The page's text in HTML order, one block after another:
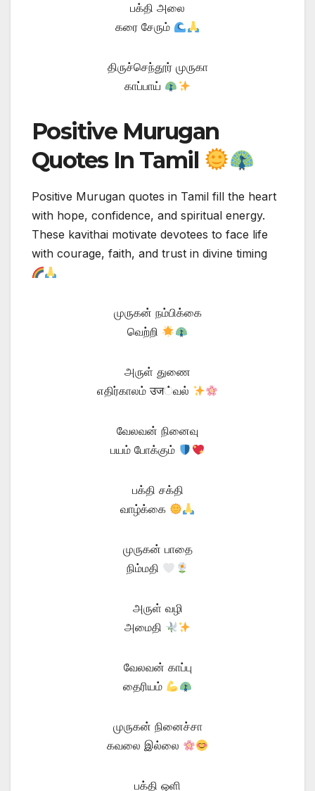
பக்தி அலை
கரை சேரும்
திருச்செந்தூர் முருகா
காப்பாய்
Positive Murugan
Quotes In Tamil
Positive Murugan quotes in Tamil fill the heart
with hope, confidence, and spiritual energy.
These kavithai motivate devotees to face life
with courage, faith, and trust in divine timing
முருகன் நம்பிக்கை
வெற்றி
அருள் துணை
எதிர்காலம் उज்வல்
வேலவன் நினைவு
பயம் போக்கும்
பக்தி சக்தி
வாழ்க்கை
முருகன் பாதை
நிம்மதி
அருள் வழி
அமைதி
வேலவன் காப்பு
தைரியம்
முருகன் நினைச்சா
கவலை இல்லை
பக்தி ஒளி